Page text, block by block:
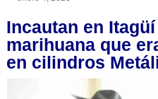
Incautan en
marihuana que
en cilindros